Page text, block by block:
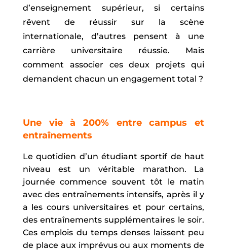
d’enseignement supérieur, si certains
rêvent de réussir sur la scène
internationale, d’autres pensent à une
carrière universitaire réussie. Mais
comment associer ces deux projets qui
demandent chacun un engagement total ?
Une vie à 200% entre campus et
entraînements
Le quotidien d’un étudiant sportif de haut
niveau est un véritable marathon. La
journée commence souvent tôt le matin
avec des entraînements intensifs, après il y
a les cours universitaires et pour certains,
des entraînements supplémentaires le soir.
Ces emplois du temps denses laissent peu
de place aux imprévus ou aux moments de